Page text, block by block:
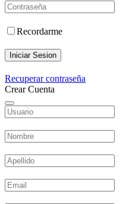
Recordarme
Iniciar Sesion
Recuperar contraseña
Crear Cuenta